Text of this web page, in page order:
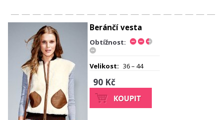
Beránčí vesta
Obtížnost:
Velikost: 36 – 44
90 Kč